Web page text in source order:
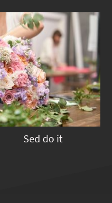
Sed do it